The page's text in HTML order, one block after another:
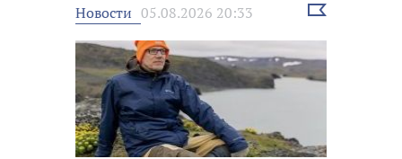
Новости 05.08.2026 20:33
Выбрать